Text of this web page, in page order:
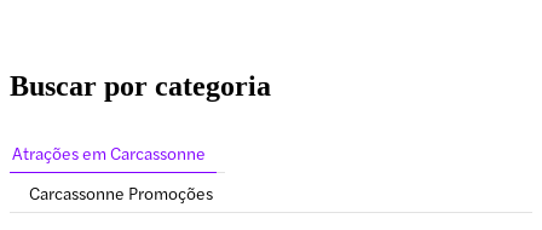
Buscar por categoria
Atrações em Carcassonne
Carcassonne Promoções